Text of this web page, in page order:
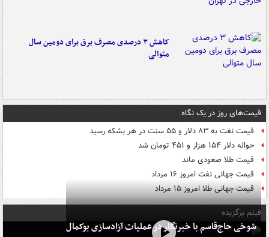
کاهش ۳ درصدی مصرف برق برای دومین سال
متوالی
قیمت‌های روز در یک نگاه
قیمت نفت به ۸۳ دلار و ۵۵ سنت در هر بشکه رسید
حواله دلار ۱۵۴ هزار و ۴۵۱ تومان شد
قیمت طلا صعودی ماند
قیمت جهانی نفت امروز ۱۶ مرداد
قیمت جهانی طلا امروز ۱۵ مرداد
فیلم برگزیده
شوخی حاج‌قاسم با خبرنگار در عملیات آزادسازی بوکمال